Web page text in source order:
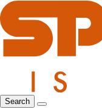
Search